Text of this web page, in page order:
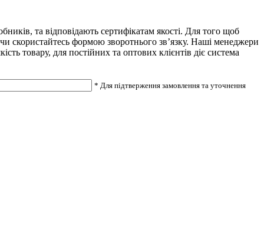
та відповідають сертифікатам якості. Для того щоб
скористайтесь формою зворотнього зв’язку. Наші менеджери
товару, для постійних та оптових клієнтів діє система
* Для підтверження замовлення та уточнення